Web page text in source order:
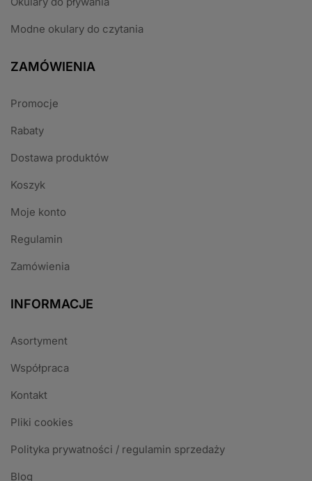
Modne okulary do czytania
ZAMÓWIENIA
Promocje
Rabaty
Dostawa produktów
Koszyk
Moje konto
Regulamin
Zamówienia
INFORMACJE
Asortyment
Współpraca
Kontakt
Pliki cookies
Polityka prywatności / regulamin sprzedaży
Blog